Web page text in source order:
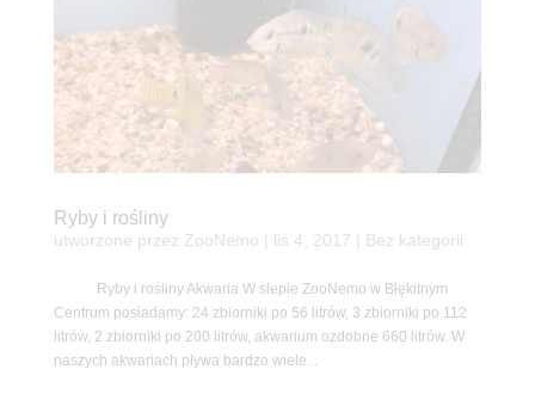
Ryby i rośliny
utworzone przez ZooNemo lis 4, 2017 | Bez kategorii
Ryby i rośliny Akwaria W slepie ZooNemo w Błękitnym
Centrum posiadamy: 24 zbiorniki po 56 litrów, 3 zbiorniki po 112
litrów, 2 zbiorniki po 200 litrów, akwarium ozdobne 660 litrów. W
naszych akwariach pływa bardzo wiele...